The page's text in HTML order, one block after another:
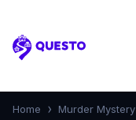
Questo
Home › Murder Mystery